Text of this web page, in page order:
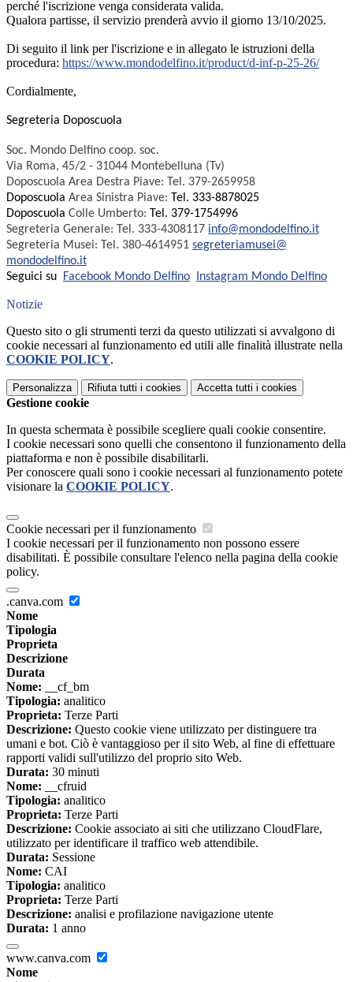
perché l'iscrizione venga considerata valida.
Qualora partisse, il servizio prenderà avvio il giorno 13/10/2025.
Di seguito il link per l'iscrizione e in allegato le istruzioni della
procedura: https://www.mondodelfino.it/product/d-inf-p-25-26/
Cordialmente,
Segreteria Doposcuola
Soc. Mondo Delfino coop. soc.
Via Roma, 45/2 - 31044 Montebelluna (Tv)
Doposcuola Area Destra Piave: Tel. 379-2659958
Doposcuola Area Sinistra Piave: Tel. 333-8878025
Doposcuola Colle Umberto: Tel. 379-1754996
Segreteria Generale: Tel. 333-4308117 info@mondodelfino.it
Segreteria Musei: Tel. 380-4614951 segreteriamusei@
mondodelfino.it
Seguici su
Facebook Mondo Delfino Instagram Mondo Delfino
Notizie
Questo sito o gli strumenti terzi da questo utilizzati si avvalgono di
cookie necessari al funzionamento ed utili alle finalità illustrate nella
COOKIE POLICY.
Personalizza Rifiuta tutti i cookies Accetta tutti i cookies
Gestione cookie
In questa schermata è possibile scegliere quali cookie consentire.
I cookie necessari sono quelli che consentono il funzionamento della
piattaforma e non è possibile disabilitarli.
Per conoscere quali sono i cookie necessari al funzionamento potete
visionare la COOKIE POLICY.
Cookie necessari per il funzionamento
I cookie necessari per il funzionamento non possono essere
disabilitati. È possibile consultare l'elenco nella pagina della cookie
policy.
.canva.com
Nome
Tipologia
Proprieta
Descrizione
Durata
Nome: __cf_bm
Tipologia: analitico
Proprieta: Terze Parti
Descrizione: Questo cookie viene utilizzato per distinguere tra
umani e bot. Ciò è vantaggioso per il sito Web, al fine di effettuare
rapporti validi sull'utilizzo del proprio sito Web.
Durata: 30 minuti
Nome: __cfruid
Tipologia: analitico
Proprieta: Terze Parti
Descrizione: Cookie associato ai siti che utilizzano CloudFlare,
utilizzato per identificare il traffico web attendibile.
Durata: Sessione
Nome: CAI
Tipologia: analitico
Proprieta: Terze Parti
Descrizione: analisi e profilazione navigazione utente
Durata: 1 anno
www.canva.com
Nome